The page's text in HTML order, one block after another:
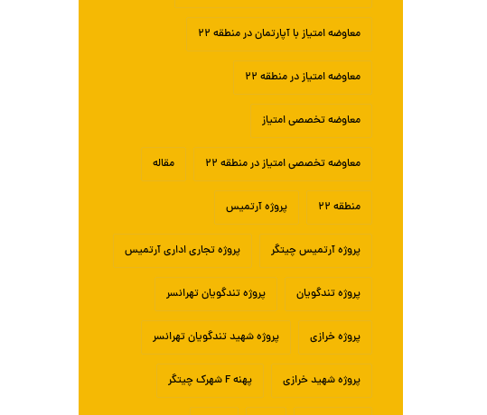
معاوضه امتیاز با آپارتمان در منطقه ۲۲
معاوضه امتیاز در منطقه ۲۲
معاوضه تخصصی امتیاز
معاوضه تخصصی امتیاز در منطقه ۲۲ مقاله
منطقه ۲۲ پروژه آرتمیس
پروژه آرتمیس چیتگر پروژه تجاری اداری آرتمیس
پروژه تندگویان پروژه تندگویان تهرانسر
پروژه خرازی پروژه شهید تندگویان تهرانسر
پروژه شهید خرازی پهنه F شهرک چیتگر